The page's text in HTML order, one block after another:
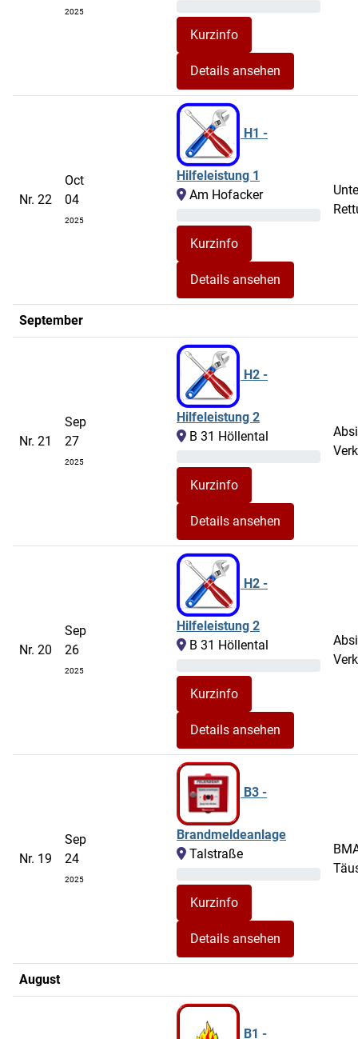
2025
Details ansehen
Nr. 22
Oct
04
2025
H1 -
Hilfeleistung 1
Am Hofacker
Details ansehen
September
Nr. 21
Sep
27
2025
H2 -
Hilfeleistung 2
B 31 Höllental
Details ansehen
Nr. 20
Sep
26
2025
H2 -
Hilfeleistung 2
B 31 Höllental
Details ansehen
Nr. 19
Sep
24
2025
B3 -
Brandmeldeanlage
Talstraße
Details ansehen
August
B1 -